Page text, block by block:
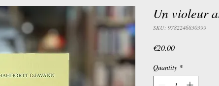
Un violeur
SKU: 9782246830399
€20.00Price
Quantity *